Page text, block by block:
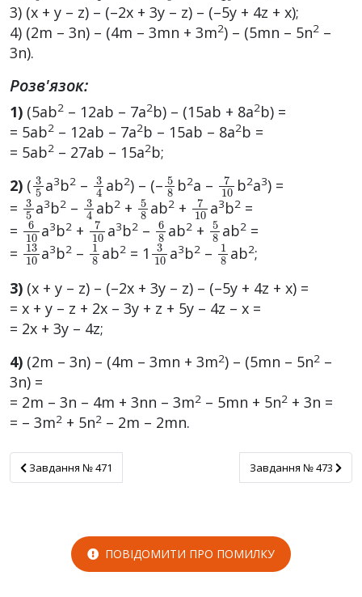
3) (x + y – z) – (–2х + 3y – z) – (–5y + 4z + x);
4) (2m – 3n) – (4m – 3mn + 3m2) – (5mn – 5n2 –
3n).
Розв'язок:
1) (5ab2 – 12ab – 7a2b) – (15ab + 8a2b) =
= 5ab2 – 12ab – 7a2b – 15ab – 8a2b =
= 5ab2 – 27ab – 15a2b;
2) ( 3 a3b2– 34 ab2) – (– 5 8b2a – 710b2a3) =
= 35
a3b2– 34ab2+ 5 8ab2+ 710
a3b2=
= 610
a3b2+ 710
a3b2– 68ab2+ 58ab2=
= 13 10
a3b2– 18ab2= 1 310
a3b2– 18ab2;
3) (x + y – z) – (–2х + 3y – z) – (–5y + 4z + x) =
= x + y – z + 2x – 3y + z + 5y – 4z – x =
= 2x + 3у – 4z;
4) (2m – 3n) – (4m – 3mn + 3m2) – (5mn – 5n2 –
3n) =
= 2m – 3n – 4m + 3nn – 3m2 – 5mn + 5n2 + 3n =
= – 3m2 + 5n2 – 2m – 2mn.
Завдання № 471
Завдання № 471 Завдання № 473
Завдання № 473
ПОВІДОМИТИ ПРО ПОМИЛКУ